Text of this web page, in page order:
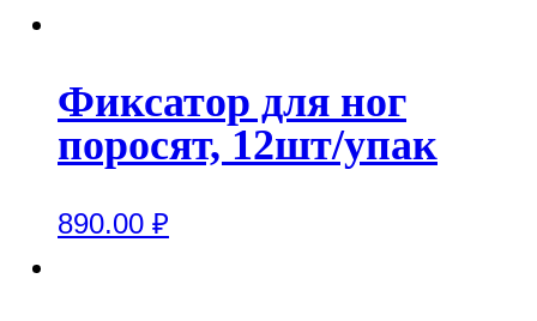
Фиксатор для ног
поросят, 12шт/упак
890.00 ₽